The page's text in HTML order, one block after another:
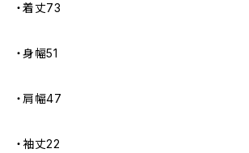
・着丈73
・身幅51
・肩幅47
・袖丈22